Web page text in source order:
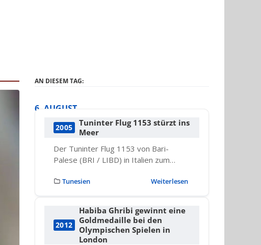
AN DIESEM TAG:
6. AUGUST
2005
Tuninter Flug 1153 stürzt ins
Meer
Der Tuninter Flug 1153 von Bari-
Palese (BRI / LIBD) in Italien zum…
Tunesien Weiterlesen
2012
Habiba Ghribi gewinnt eine
Goldmedaille bei den
Olympischen Spielen in
London